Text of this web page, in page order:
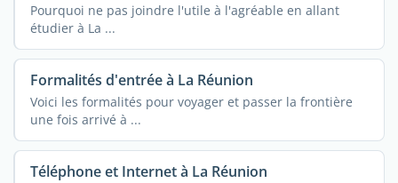
Pourquoi ne pas joindre l'utile à l'agréable en allant
étudier à La ...
Formalités d'entrée à La Réunion
Voici les formalités pour voyager et passer la frontière
une fois arrivé à ...
Téléphone et Internet à La Réunion